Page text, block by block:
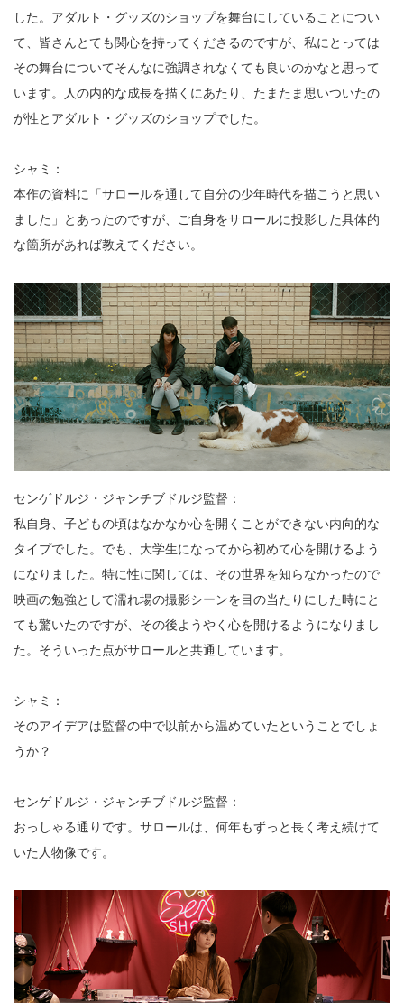
した。アダルト・グッズのショップを舞台にしていることについ
て、皆さんとても関心を持ってくださるのですが、私にとっては
その舞台についてそんなに強調されなくても良いのかなと思って
います。人の内的な成長を描くにあたり、たまたま思いついたの
が性とアダルト・グッズのショップでした。
シャミ：
本作の資料に「サロールを通して自分の少年時代を描こうと思い
ました」とあったのですが、ご自身をサロールに投影した具体的
な箇所があれば教えてください。
センゲドルジ・ジャンチブドルジ監督：
私自身、子どもの頃はなかなか心を開くことができない内向的な
タイプでした。でも、大学生になってから初めて心を開けるよう
になりました。特に性に関しては、その世界を知らなかったので
映画の勉強として濡れ場の撮影シーンを目の当たりにした時にと
ても驚いたのですが、その後ようやく心を開けるようになりまし
た。そういった点がサロールと共通しています。
シャミ：
そのアイデアは監督の中で以前から温めていたということでしょ
うか？
センゲドルジ・ジャンチブドルジ監督：
おっしゃる通りです。サロールは、何年もずっと長く考え続けて
いた人物像です。